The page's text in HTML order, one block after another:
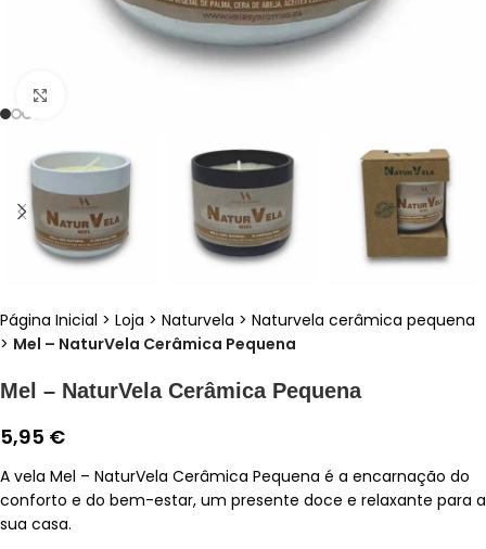
Página Inicial > Loja > Naturvela > Naturvela cerâmica pequena
> Mel – NaturVela Cerâmica Pequena
Mel – NaturVela Cerâmica Pequena
5,95 €
A vela Mel – NaturVela Cerâmica Pequena é a encarnação do
conforto e do bem-estar, um presente doce e relaxante para a
sua casa.